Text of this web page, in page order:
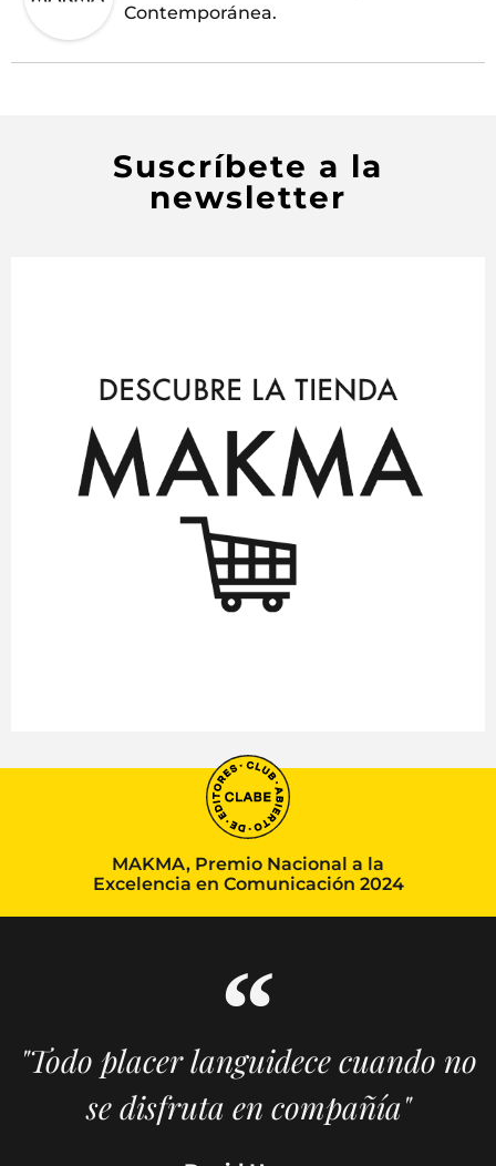
Contemporánea.
Suscríbete a la
newsletter
MAKMA, Premio Nacional a la
Excelencia en Comunicación 2024
"Todo placer languidece cuando no
se disfruta en compañía"